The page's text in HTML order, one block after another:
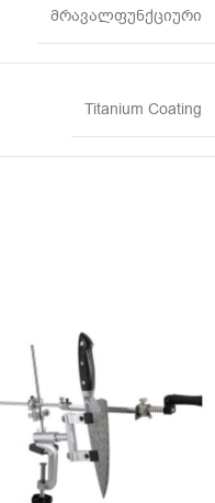
მრავალფუნქციური
Titanium Coating